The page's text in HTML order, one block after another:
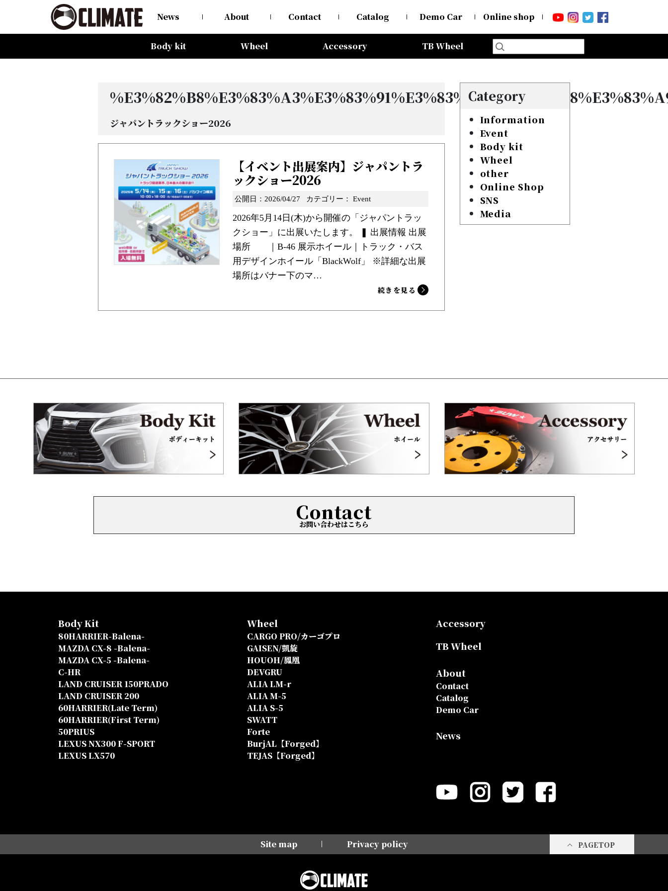
News About Contact Catalog Demo Car Online shop
Body kit
Wheel
Accessory TB Wheel
ジャパントラックショー2026
【イベント出展案内】ジャパントラ
ックショー2026
公開日：2026/04/27 カテゴリー： Event
2026年5月14日(木)から開催の「ジャパントラッ
クショー」に出展いたします。 ❚ 出展情報 出展
場所 ｜B-46 展示ホイール｜トラック・バス
用デザインホイール「BlackWolf」 ※詳細な出展
場所はバナー下のマ…
続きを見る
Category
Information
Event
Body kit
Wheel
other
Online Shop
SNS
Media
Contact
お問い合わせはこちら
Body Kit
80HARRIER-Balena-
MAZDA CX-8 -Balena-
MAZDA CX-5 -Balena-
C-HR
LAND CRUISER 150PRADO
LAND CRUISER 200
60HARRIER(Late Term)
60HARRIER(First Term)
50PRIUS
LEXUS NX300 F-SPORT
LEXUS LX570
Wheel
CARGO PRO/カーゴプロ
GAISEN/凱旋
HOUOH/鳳凰
DEVGRU
ALIA LM-r
ALIA M-5
ALIA S-5
SWATT
Forte
BurjAL【Forged】
TEJAS【Forged】
Accessory
TB Wheel
About
Contact
Catalog
Demo Car
News
Site map Privacy policy PAGETOP